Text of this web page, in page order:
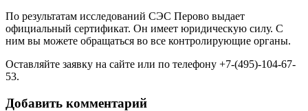
По результатам исследований СЭС Перово выдает
официальный сертификат. Он имеет юридическую силу. С
ним вы можете обращаться во все контролирующие органы.
Оставляйте заявку на сайте или по телефону +7-(495)-104-67-
53.
Добавить комментарий